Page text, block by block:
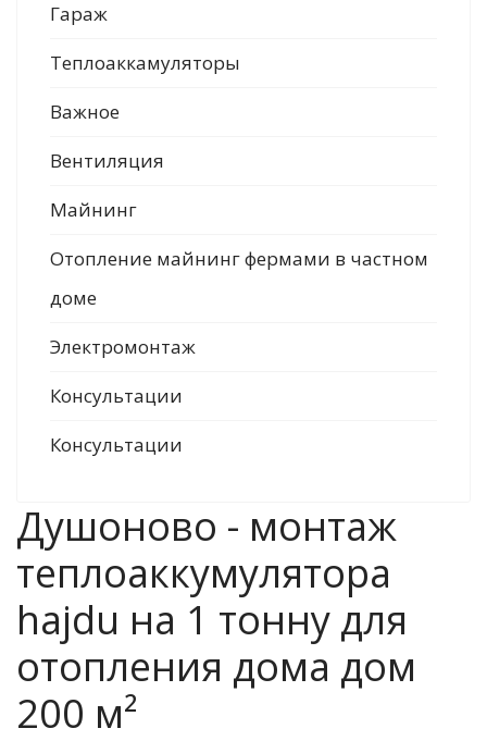
Гараж
Теплоаккамуляторы
Важное
Вентиляция
Майнинг
Отопление майнинг фермами в частном
доме
Электромонтаж
Консультации
Консультации
Душоново - монтаж
теплоаккумулятора
hajdu на 1 тонну для
отопления дома дом
200 м²